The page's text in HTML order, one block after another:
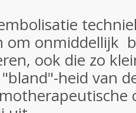
om onmiddellijk
ook die zo
heid van